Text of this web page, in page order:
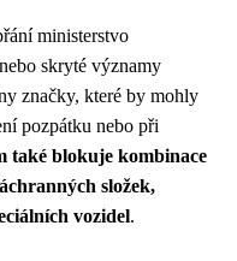
ministerstvo
skryté významy
značky, které by mohly
pozpátku nebo při
také blokuje kombinace
složek,
vozidel.